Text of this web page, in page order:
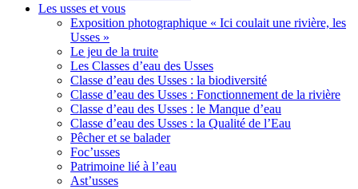
Les usses et vous
Exposition photographique « Ici coulait une rivière, les
Usses »
Le jeu de la truite
Les Classes d’eau des Usses
Classe d’eau des Usses : la biodiversité
Classe d’eau des Usses : Fonctionnement de la rivière
Classe d’eau des Usses : le Manque d’eau
Classe d’eau des Usses : la Qualité de l’Eau
Pêcher et se balader
Foc’usses
Patrimoine lié à l’eau
Ast’usses